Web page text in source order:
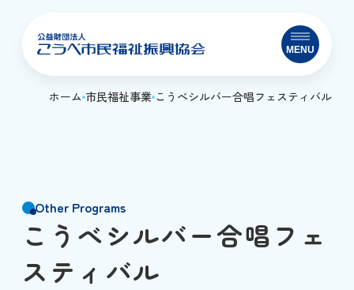
MENU
ホーム 市民福祉事業 こうべシルバー合唱フェスティバル
Other Programs
こうべシルバー合唱フェ
スティバル